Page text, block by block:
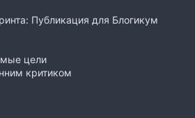
Публикация для Блогикум
цели
критиком